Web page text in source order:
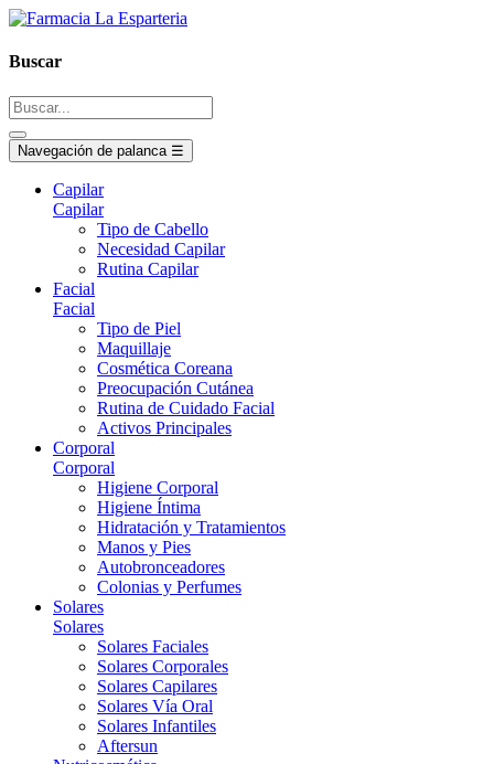
Buscar
Navegación de palanca ☰
Capilar
Capilar
Tipo de Cabello
Necesidad Capilar
Rutina Capilar
Facial
Facial
Tipo de Piel
Maquillaje
Cosmética Coreana
Preocupación Cutánea
Rutina de Cuidado Facial
Activos Principales
Corporal
Corporal
Higiene Corporal
Higiene Íntima
Hidratación y Tratamientos
Manos y Pies
Autobronceadores
Colonias y Perfumes
Solares
Solares
Solares Faciales
Solares Corporales
Solares Capilares
Solares Vía Oral
Solares Infantiles
Aftersun